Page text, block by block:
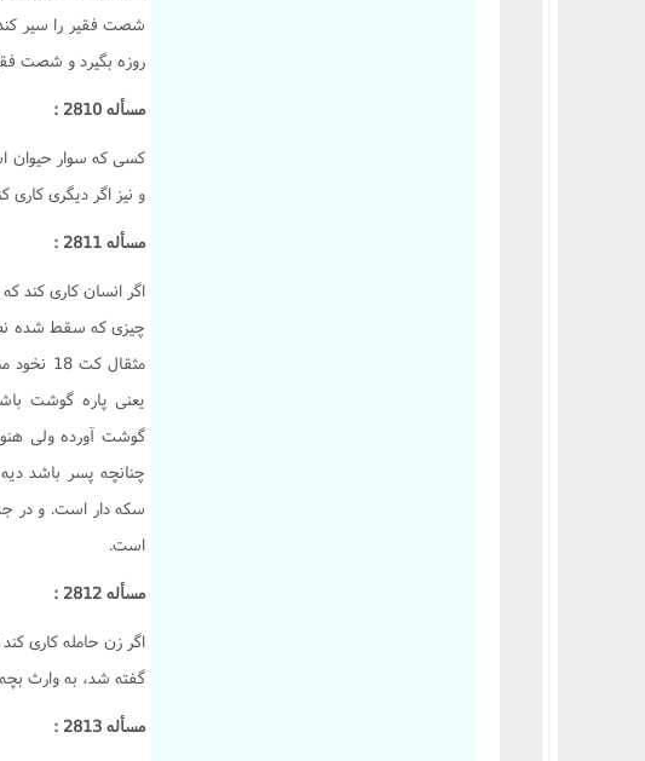
شصت فقير را سير
روزه بگيرد و شصت
مسأله 2810 :
کسى که سوار حيوان
و نيز اگر ديگرى
مسأله 2811 :
اگر انسان کارى کند
چيزى که سقط شده
مثقال
يعنى پاره گوشت
گوشت آورده ولى
چنانچه پسر باشد
سکه دار است. و در
است.
مسأله 2812 :
اگر زن حامله کارى
گفته شد، به وارث
مسأله 2813 :